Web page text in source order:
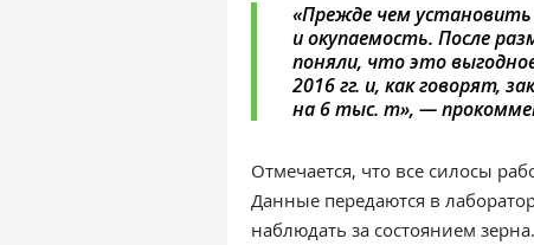
«Прежде чем
и окупаемость. После
поняли, что это
2016 гг. и, как говорят,
на 6 тыс. т», —
Отмечается, что все силосы
Данные передаются в
наблюдать за состоянием